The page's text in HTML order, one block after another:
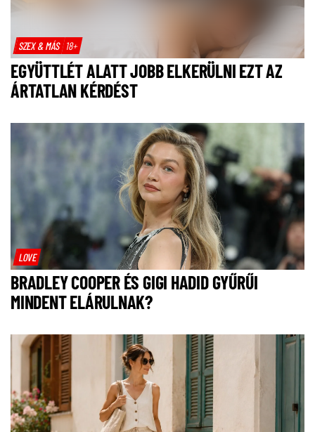
SZEX & MÁS 18+
EGYÜTTLÉT ALATT JOBB ELKERÜLNI EZT AZ
ÁRTATLAN KÉRDÉST
LOVE
BRADLEY COOPER ÉS GIGI HADID GYŰRŰI
MINDENT ELÁRULNAK?